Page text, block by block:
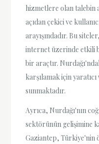
hizmetlere olan talebin
açıdan çekici ve
arayışındadır. Bu
internet üzerinde etkili
bir araçtır.
karşılamak için
sunmaktadır.
Ayrıca, Nurdağı'nın
sektörünün gelişimine
Gaziantep, Türkiye'nin